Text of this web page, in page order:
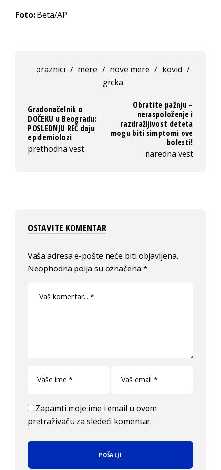
Foto: Beta/AP
praznici / mere / nove mere / kovid /
grcka
Gradonačelnik o
DOČEKU u Beogradu:
POSLEDNJU REČ daju
epidemiolozi
prethodna vest
Obratite pažnju –
neraspoloženje i
razdražljivost deteta
mogu biti simptomi ove
bolesti!
naredna vest
OSTAVITE KOMENTAR
Vaša adresa e-pošte neće biti objavljena.
Neophodna polja su označena*
Zapamti moje ime i email u ovom
pretraživaču za sledeći komentar.